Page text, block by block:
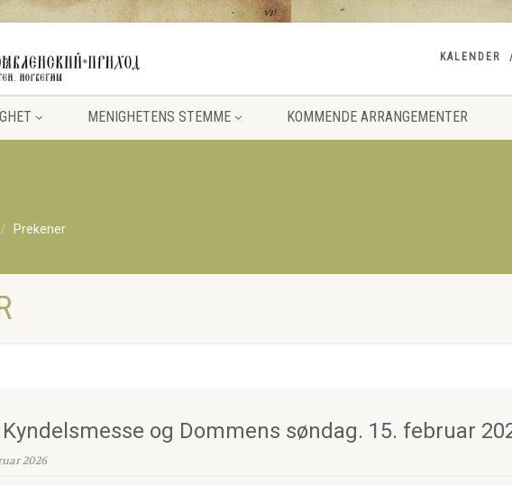
KALENDER
MENIGHETENS STEMME KOMMENDE ARRANGEMENTER
Prekener
og Dommens søndag. 15. februar
2026